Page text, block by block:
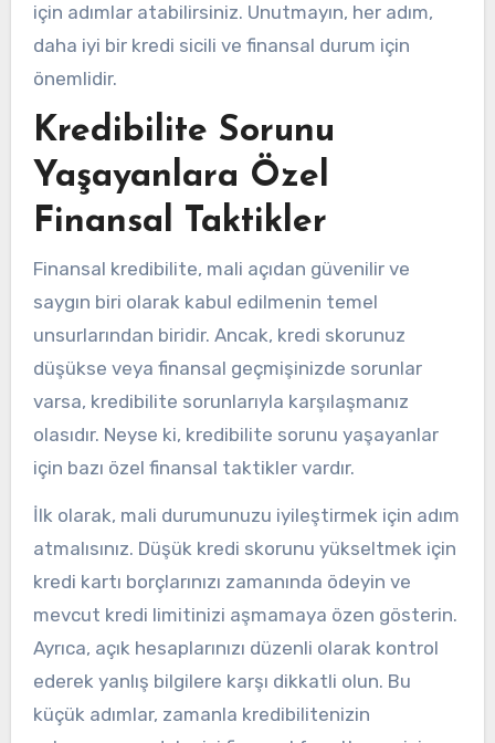
için adımlar atabilirsiniz. Unutmayın, her adım,
daha iyi bir kredi sicili ve finansal durum için
önemlidir.
Kredibilite Sorunu
Yaşayanlara Özel
Finansal Taktikler
Finansal kredibilite, mali açıdan güvenilir ve
saygın biri olarak kabul edilmenin temel
unsurlarından biridir. Ancak, kredi skorunuz
düşükse veya finansal geçmişinizde sorunlar
varsa, kredibilite sorunlarıyla karşılaşmanız
olasıdır. Neyse ki, kredibilite sorunu yaşayanlar
için bazı özel finansal taktikler vardır.
İlk olarak, mali durumunuzu iyileştirmek için adım
atmalısınız. Düşük kredi skorunu yükseltmek için
kredi kartı borçlarınızı zamanında ödeyin ve
mevcut kredi limitinizi aşmamaya özen gösterin.
Ayrıca, açık hesaplarınızı düzenli olarak kontrol
ederek yanlış bilgilere karşı dikkatli olun. Bu
küçük adımlar, zamanla kredibilitenizin